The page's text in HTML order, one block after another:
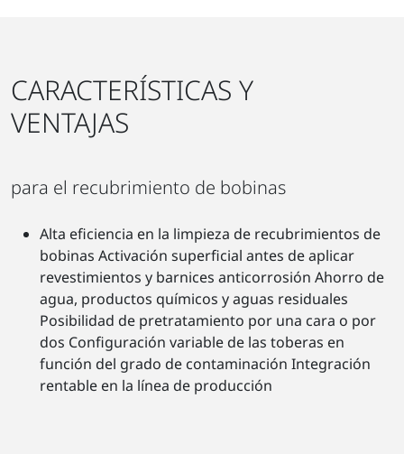
CARACTERÍSTICAS Y
VENTAJAS
para el recubrimiento de bobinas
Alta eficiencia en la limpieza de recubrimientos de
bobinas Activación superficial antes de aplicar
revestimientos y barnices anticorrosión Ahorro de
agua, productos químicos y aguas residuales
Posibilidad de pretratamiento por una cara o por
dos Configuración variable de las toberas en
función del grado de contaminación Integración
rentable en la línea de producción